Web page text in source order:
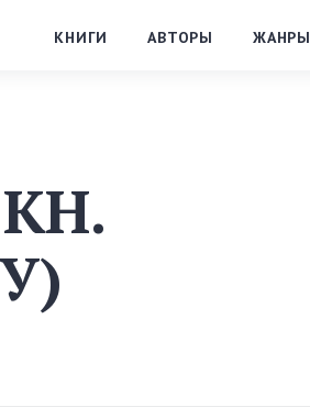
КНИГИ АВТОРЫ ЖАНРЫ